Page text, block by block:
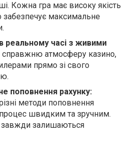
Кожна гра має високу якість
забезпечує максимальне
реальному часі з живими
справжню атмосферу казино,
прямо зі свого
поповнення рахунку:
методи поповнення
швидким та зручним.
завжди залишаються